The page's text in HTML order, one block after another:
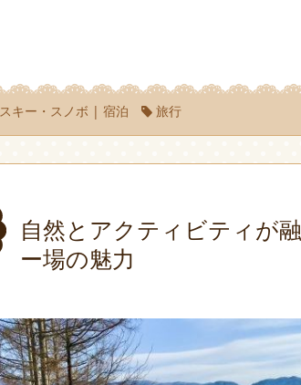
スキー・スノボ |宿泊 旅行
自然とアクティビティが
ー場の魅力